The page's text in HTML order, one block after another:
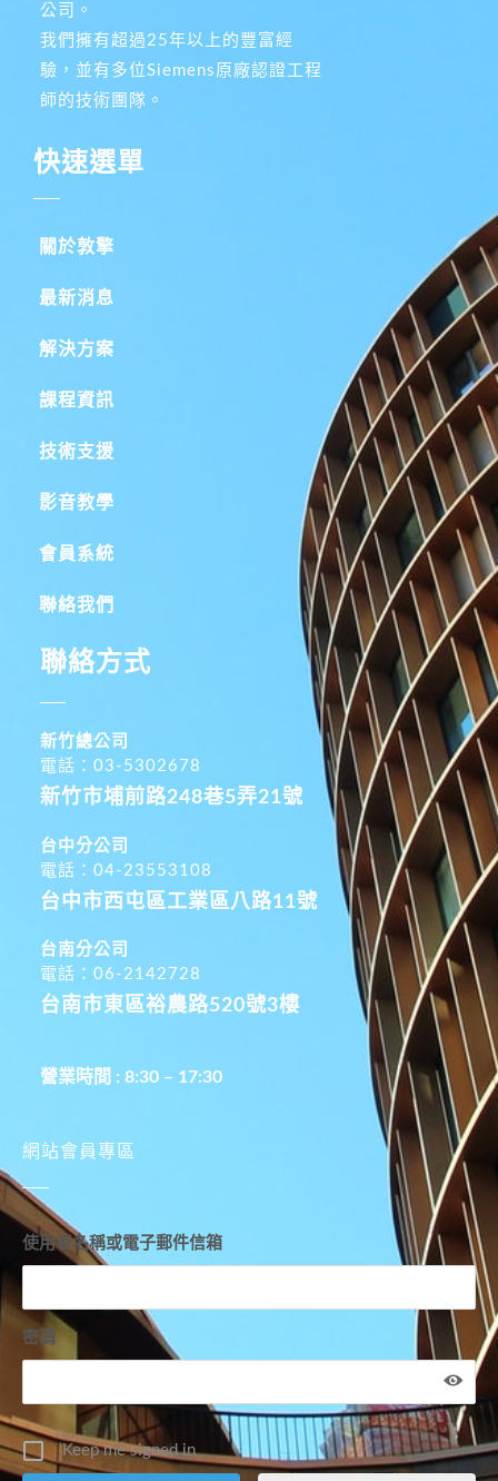
公司。
我們擁有超過25年以上的豐富經
驗，並有多位Siemens原廠認證工程
師的技術團隊。
快速選單
關於敦擎
最新消息
解決方案
課程資訊
技術支援
影音教學
會員系統
聯絡我們
聯絡方式
新竹總公司
電話：03-5302678
新竹市埔前路248巷5弄21號
台中分公司
電話：04-23553108
台中市西屯區工業區八路11號
台南分公司
電話：06-2142728
台南市東區裕農路520號3樓
營業時間 : 8:30 – 17:30
網站會員專區
使用者名稱或電子郵件信箱
密碼
Keep me signed in